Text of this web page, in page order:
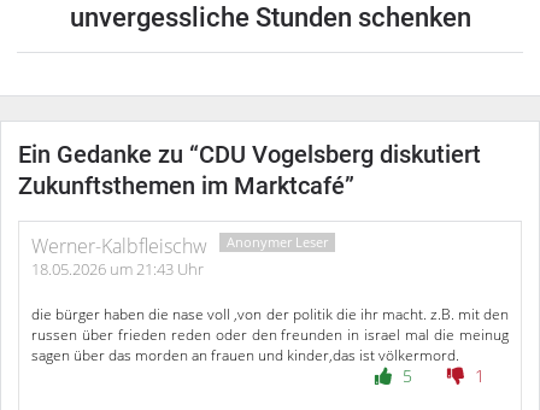
unvergessliche Stunden schenken
Ein Gedanke zu “CDU Vogelsberg diskutiert
Zukunftsthemen im Marktcafé”
Werner-Kalbfleischw
18.05.2026 um 21:43 Uhr
die bürger haben die nase voll ,von der politik die ihr macht. z.B. mit den
russen über frieden reden oder den freunden in israel mal die meinug
sagen über das morden an frauen und kinder,das ist völkermord.
5 1